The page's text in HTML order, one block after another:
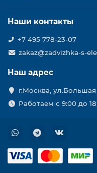
Наши контакты
+7 495 778-23-07
zakaz@zadvizhka-s-
Наш адрес
г.Москва,
Работаем с 9:00 до